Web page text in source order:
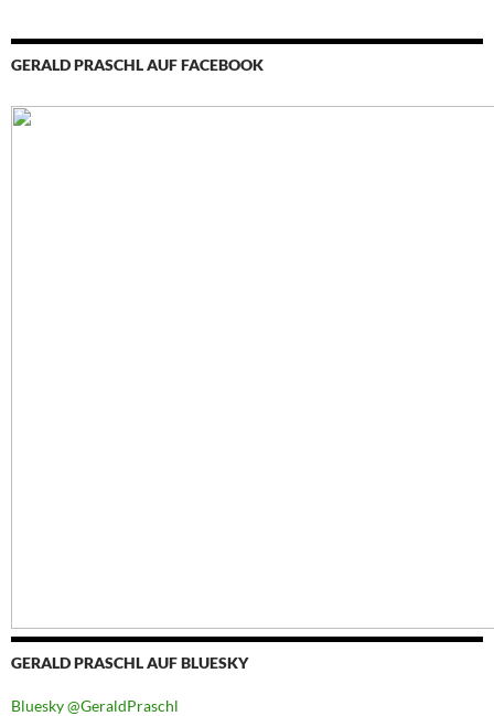
GERALD PRASCHL AUF FACEBOOK
GERALD PRASCHL AUF BLUESKY
Bluesky @GeraldPraschl